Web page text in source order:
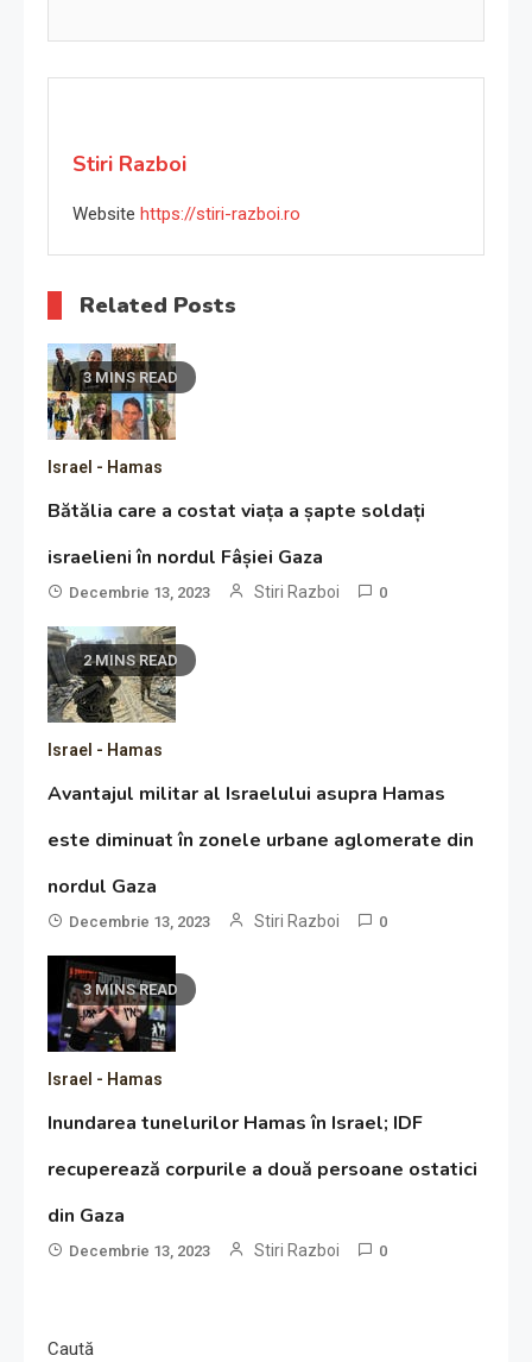
Stiri Razboi
Website https://stiri-razboi.ro
Related Posts
3 MINS READ
Israel - Hamas
Bătălia care a costat viața a șapte soldați
israelieni în nordul Fâșiei Gaza
Decembrie 13, 2023 Stiri Razboi 0
2 MINS READ
Israel - Hamas
Avantajul militar al Israelului asupra Hamas
este diminuat în zonele urbane aglomerate din
nordul Gaza
Decembrie 13, 2023 Stiri Razboi 0
3 MINS READ
Israel - Hamas
Inundarea tunelurilor Hamas în Israel; IDF
recuperează corpurile a două persoane ostatici
din Gaza
Decembrie 13, 2023 Stiri Razboi 0
Caută